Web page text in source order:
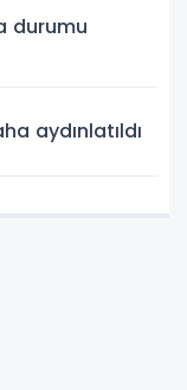
durumu
aydınlatıldı